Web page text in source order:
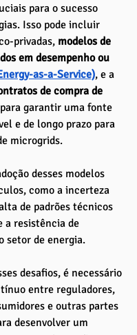
para o sucesso
Isso pode incluir
privadas, modelos de
em desempenho ou
as-a-Service), e a
de compra de
para garantir uma fonte
e de longo prazo para
microgrids.
desses modelos
como a incerteza
de padrões técnicos
a resistência de
setor de energia.
desafios, é necessário
entre reguladores,
e outras partes
desenvolver um